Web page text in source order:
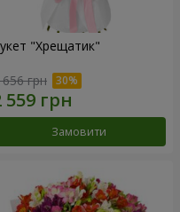
"Хрещатик"
грн
Замовити